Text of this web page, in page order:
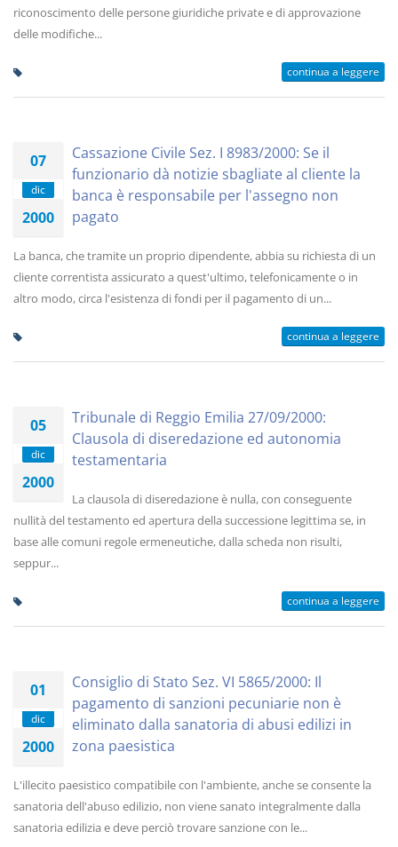
riconoscimento delle persone giuridiche private e di approvazione
delle modifiche...
continua a leggere
07
dic
2000
Cassazione Civile Sez. I 8983/2000: Se il
funzionario dà notizie sbagliate al cliente la
banca è responsabile per l'assegno non
pagato
La banca, che tramite un proprio dipendente, abbia su richiesta di un
cliente correntista assicurato a quest'ultimo, telefonicamente o in
altro modo, circa l'esistenza di fondi per il pagamento di un...
continua a leggere
05
dic
2000
Tribunale di Reggio Emilia 27/09/2000:
Clausola di diseredazione ed autonomia
testamentaria
La clausola di diseredazione è nulla, con conseguente
nullità del testamento ed apertura della successione legittima se, in
base alle comuni regole ermeneutiche, dalla scheda non risulti,
seppur...
continua a leggere
01
dic
2000
Consiglio di Stato Sez. VI 5865/2000: Il
pagamento di sanzioni pecuniarie non è
eliminato dalla sanatoria di abusi edilizi in
zona paesistica
L'illecito paesistico compatibile con l'ambiente, anche se consente la
sanatoria dell'abuso edilizio, non viene sanato integralmente dalla
sanatoria edilizia e deve perciò trovare sanzione con le...